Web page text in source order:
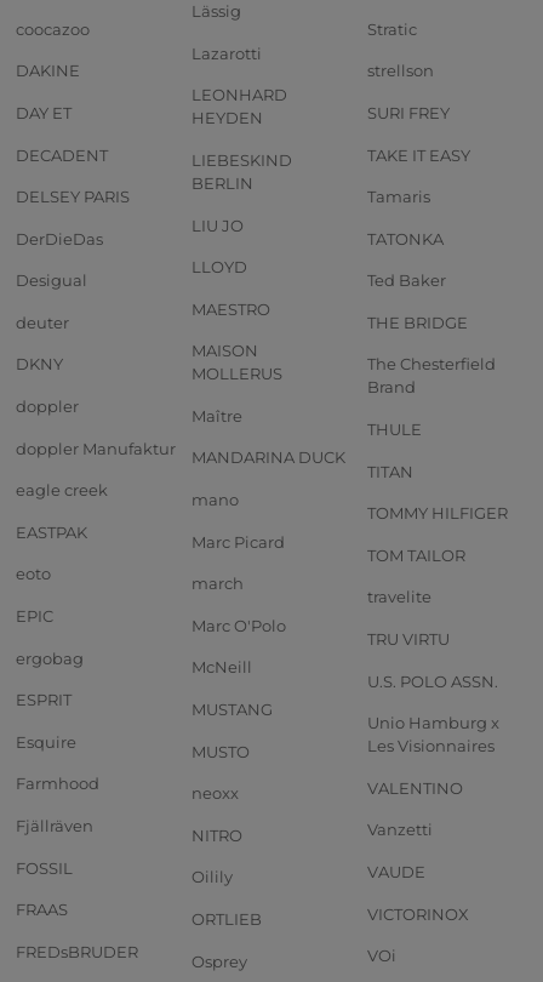
coocazoo
DAKINE
DAY ET
DECADENT
DELSEY PARIS
DerDieDas
Desigual
deuter
DKNY
doppler
doppler Manufaktur
eagle creek
EASTPAK
eoto
EPIC
ergobag
ESPRIT
Esquire
Farmhood
Fjällräven
FOSSIL
FRAAS
FREDsBRUDER
Lässig
Lazarotti
LEONHARD
HEYDEN
LIEBESKIND
BERLIN
LIU JO
LLOYD
MAESTRO
MAISON
MOLLERUS
Maître
MANDARINA DUCK
mano
Marc Picard
march
Marc O'Polo
McNeill
MUSTANG
MUSTO
neoxx
NITRO
Oilily
ORTLIEB
Osprey
Stratic
strellson
SURI FREY
TAKE IT EASY
Tamaris
TATONKA
Ted Baker
THE BRIDGE
The Chesterfield
Brand
THULE
TITAN
TOMMY HILFIGER
TOM TAILOR
travelite
TRU VIRTU
U.S. POLO ASSN.
Unio Hamburg x
Les Visionnaires
VALENTINO
Vanzetti
VAUDE
VICTORINOX
VOi